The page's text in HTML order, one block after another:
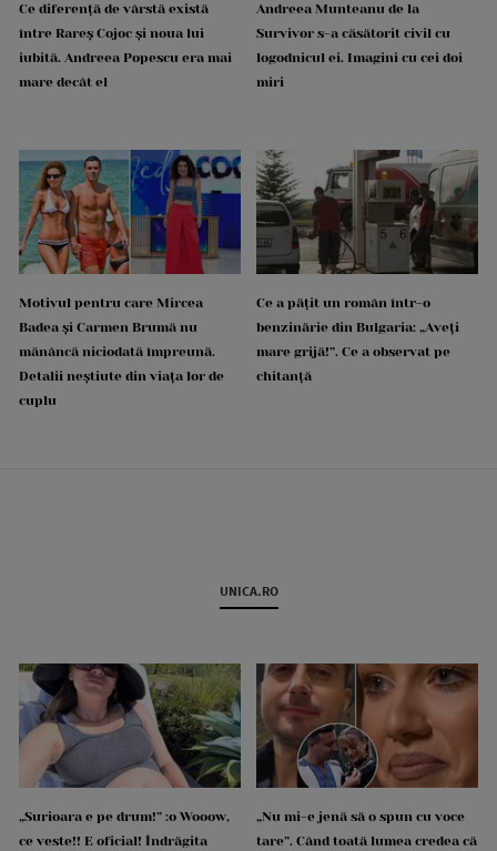
Ce diferență de vârstă există
între Rareș Cojoc și noua lui
iubită. Andreea Popescu era mai
mare decât el
Andreea Munteanu de la
Survivor s-a căsătorit civil cu
logodnicul ei. Imagini cu cei doi
miri
Motivul pentru care Mircea
Badea și Carmen Brumă nu
mănâncă niciodată împreună.
Detalii neștiute din viața lor de
cuplu
Ce a pățit un român într-o
benzinărie din Bulgaria: „Aveți
mare grijă!”. Ce a observat pe
chitanță
UNICA.RO
„Surioara e pe drum!” :o Wooow,
ce veste!! E oficial! Îndrăgita
„Nu mi-e jenă să o spun cu voce
tare”. Când toată lumea credea că